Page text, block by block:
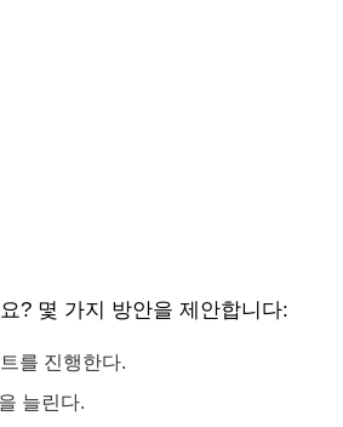
? 몇 가지 방안을 제안합니다:
를 진행한다.
늘린다.